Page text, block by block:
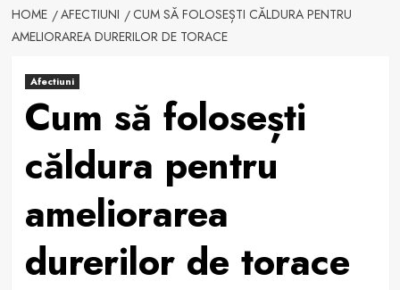
HOME AFECTIUNI
CUM SĂ FOLOSEȘTI CĂLDURA PENTRU
AMELIORAREA DURERILOR DE TORACE
Afectiuni
Cum să folosești
căldura pentru
ameliorarea
durerilor de torace